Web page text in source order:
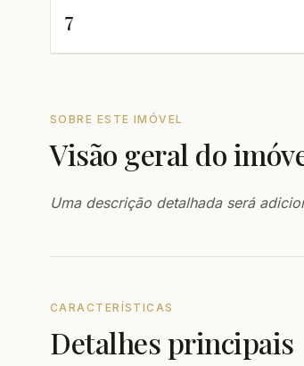
7
SOBRE ESTE IMÓVEL
Visão geral do
Uma descrição detalhada será
CARACTERÍSTICAS
Detalhes principais